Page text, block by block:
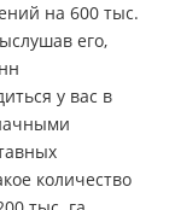
на 600 тыс.
его,
у вас в
количество